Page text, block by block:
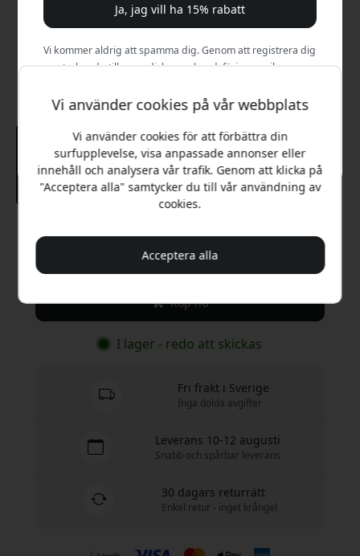
Rekommenderat pris
199 SEK
Köp nu
I lager - redo att skickas
Fri frakt i Sverige
Inga dolda avgifter
Leverans 10-12 augusti
Snabb och spårbar leverans
30 dagars returrätt
Enkel retur - inget krångel
Vi använder cookies på vår webbplats
Vi använder cookies för att förbättra din
surfupplevelse, visa anpassade annonser eller
innehåll och analysera vår trafik. Genom att klicka på
"Acceptera alla" samtycker du till vår användning av
cookies.
Acceptera alla
Ja, jag vill ha 15% rabatt
Vi kommer aldrig att spamma dig. Genom att registrera dig
samtycker du till sporadiska marknadsföringsmejl,